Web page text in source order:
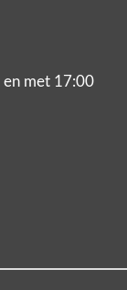
en met 17:00